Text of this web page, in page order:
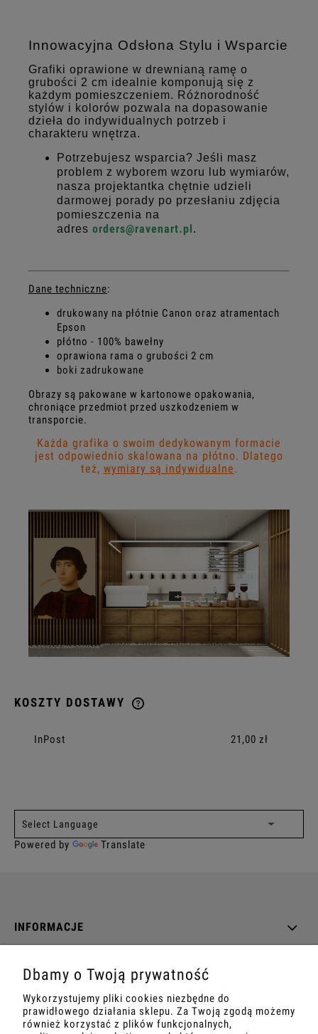
Innowacyjna Odsłona Stylu i Wsparcie
Grafiki oprawione w drewnianą ramę o
grubości 2 cm idealnie komponują się z
każdym pomieszczeniem. Różnorodność
stylów i kolorów pozwala na dopasowanie
dzieła do indywidualnych potrzeb i
charakteru wnętrza.
Potrzebujesz wsparcia? Jeśli masz
problem z wyborem wzoru lub wymiarów,
nasza projektantka chętnie udzieli
darmowej porady po przesłaniu zdjęcia
pomieszczenia na
adres orders@ravenart.pl.
Dane techniczne:
drukowany na płótnie Canon oraz atramentach
Epson
płótno - 100% bawełny
oprawiona rama o grubości 2 cm
boki zadrukowane
Obrazy są pakowane w kartonowe opakowania,
chroniące przedmiot przed uszkodzeniem w
transporcie.
Każda grafika o swoim dedykowanym formacie
jest odpowiednio skalowana na płótno. Dlatego
też, wymiary są indywidualne.
KOSZTY DOSTAWY
InPost 21,00 zł
Powered by Translate
INFORMACJE
DANE TECHNICZNE
Dbamy o Twoją prywatność
Wykorzystujemy pliki cookies niezbędne do
prawidłowego działania sklepu. Za Twoją zgodą możemy
również korzystać z plików funkcjonalnych,